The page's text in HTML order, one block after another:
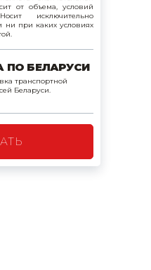
от объема, условий
исключительно
ни при каких условиях
ПО БЕЛАРУСИ
транспортной
Беларуси.